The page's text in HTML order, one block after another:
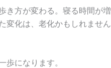
き方が変わる。寝る時間が増
変化は、老化かもしれません
歩になります。